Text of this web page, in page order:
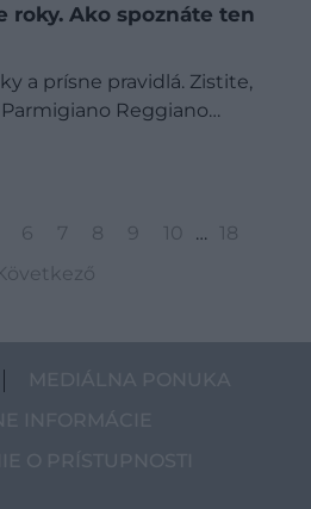
roky. Ako spoznáte ten
a prísne pravidlá. Zistite,
Reggiano…
6 7 8 9 10 …
18
Következő